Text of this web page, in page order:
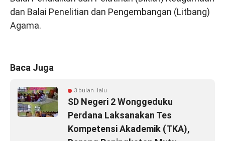
dan Balai Penelitian dan Pengembangan (Litbang)
Agama.
Baca Juga
3 bulan lalu
SD Negeri 2 Wonggeduku
Perdana Laksanakan Tes
Kompetensi Akademik (TKA),